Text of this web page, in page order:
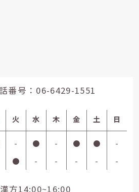
番号： 06-6429-1551
火 水 木 金 土 日
- ● - ● ●
-
● - - - - -
方14:00~16:00